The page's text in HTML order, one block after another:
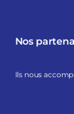
Nos
Ils nous